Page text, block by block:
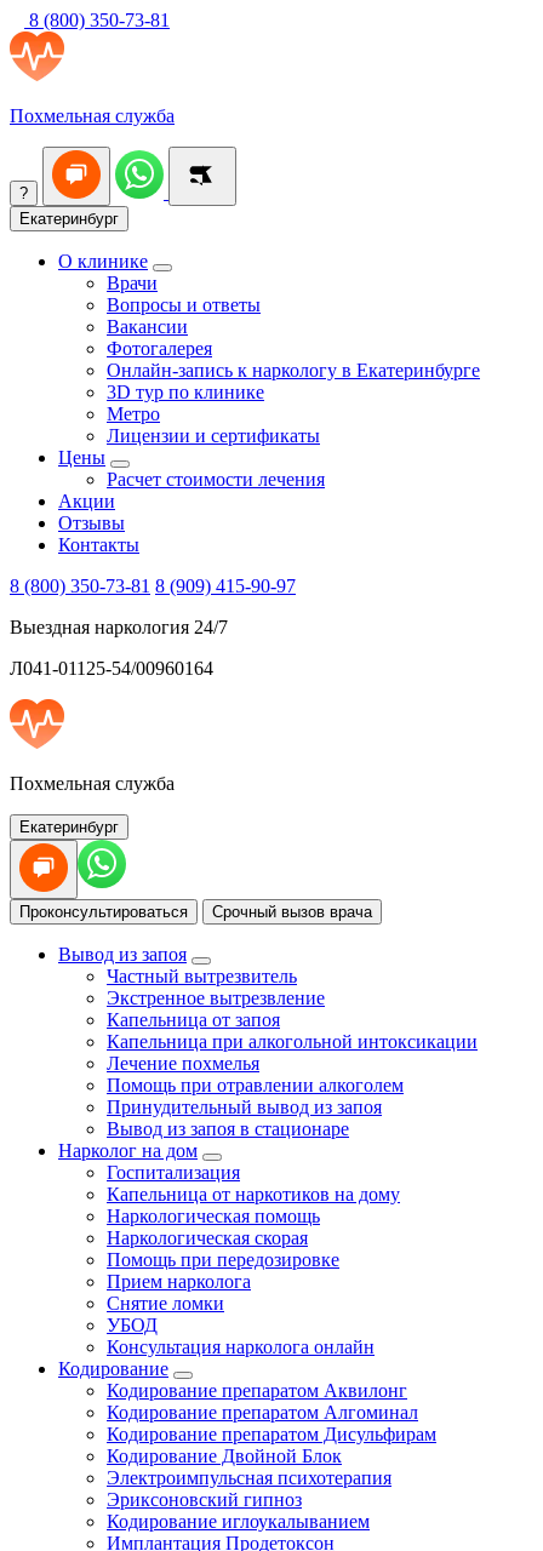
8 (800) 350-73-81
Похмельная служба
?
Екатеринбург
О клинике
Врачи
Вопросы и ответы
Вакансии
Фотогалерея
Онлайн-запись к наркологу в Екатеринбурге
3D тур по клинике
Метро
Лицензии и сертификаты
Цены
Расчет стоимости лечения
Акции
Отзывы
Контакты
8 (800) 350-73-81 8 (909) 415-90-97
Выездная наркология 24/7
Л041-01125-54/00960164
Похмельная служба
Екатеринбург
Проконсультироваться Срочный вызов врача
Вывод из запоя
Частный вытрезвитель
Экстренное вытрезвление
Капельница от запоя
Капельница при алкогольной интоксикации
Лечение похмелья
Помощь при отравлении алкоголем
Принудительный вывод из запоя
Вывод из запоя в стационаре
Нарколог на дом
Госпитализация
Капельница от наркотиков на дому
Наркологическая помощь
Наркологическая скорая
Помощь при передозировке
Прием нарколога
Снятие ломки
УБОД
Консультация нарколога онлайн
Кодирование
Кодирование препаратом Аквилонг
Кодирование препаратом Алгоминал
Кодирование препаратом Дисульфирам
Кодирование Двойной Блок
Электроимпульсная психотерапия
Эриксоновский гипноз
Кодирование иглоукалыванием
Имплантация Продетоксон